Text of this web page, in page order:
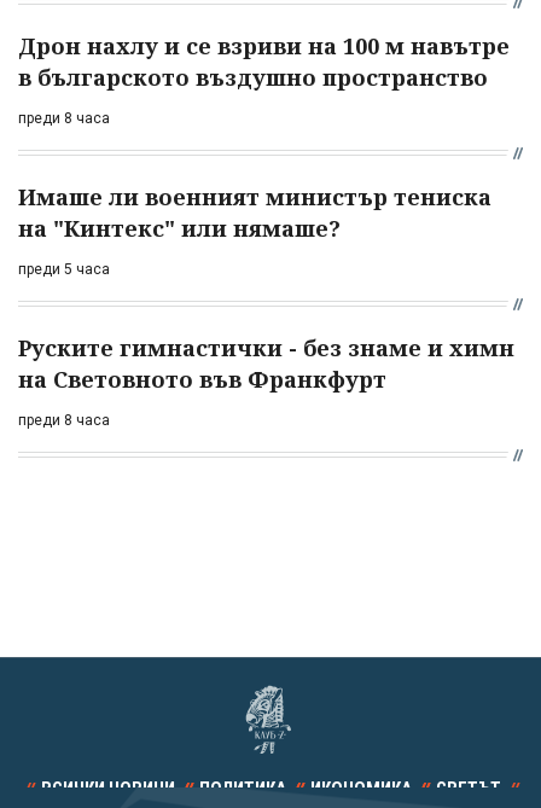
Дрон нахлу и се взриви на 100 м навътре
в българското въздушно пространство
преди 8 часа
Имаше ли военният министър тениска
на "Кинтекс" или нямаше?
преди 5 часа
Руските гимнастички - без знаме и химн
на Световното във Франкфурт
преди 8 часа
ВСИЧКИ НОВИНИ ПОЛИТИКА ИКОНОМИКА СВЕТЪТ